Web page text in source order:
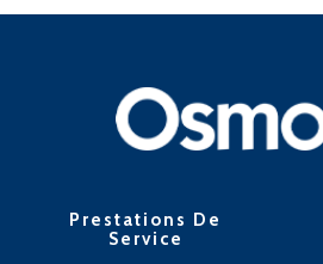
Prestations De
Service